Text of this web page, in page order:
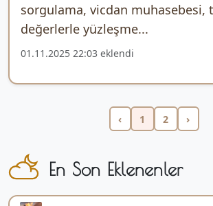
sorgulama, vicdan muhasebesi,
değerlerle yüzleşme...
01.11.2025 22:03 eklendi
‹ 1 2 ›
En Son Eklenenler